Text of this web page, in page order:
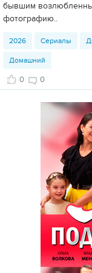
бывшим
фотографию..
2026 Сериалы
Домашний
0 0